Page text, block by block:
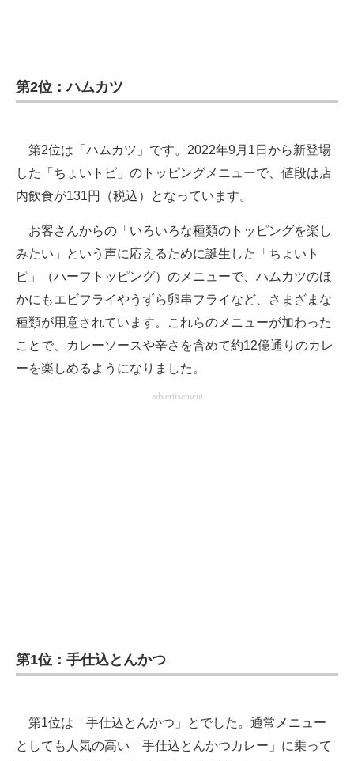
第2位：ハムカツ
第2位は「ハムカツ」です。2022年9月1日から新登場
した「ちょいトピ」のトッピングメニューで、値段は店
内飲食が131円（税込）となっています。
お客さんからの「いろいろな種類のトッピングを楽し
みたい」という声に応えるために誕生した「ちょいト
ピ」（ハーフトッピング）のメニューで、ハムカツのほ
かにもエビフライやうずら卵串フライなど、さまざまな
種類が用意されています。これらのメニューが加わった
ことで、カレーソースや辛さを含めて約12億通りのカレ
ーを楽しめるようになりました。
advertisement
第1位：手仕込とんかつ
第1位は「手仕込とんかつ」とでした。通常メニュー
としても人気の高い「手仕込とんかつカレー」に乗って